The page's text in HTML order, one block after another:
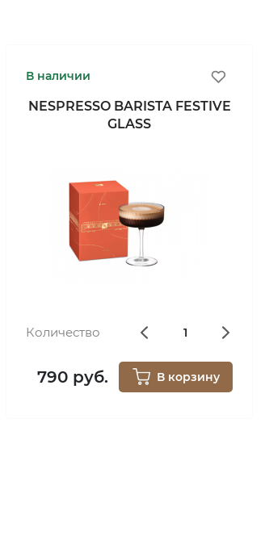
В наличии
NESPRESSO BARISTA FESTIVE
GLASS
Количество
790 руб. В корзину